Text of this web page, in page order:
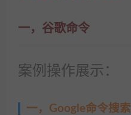
一，谷歌命令
案例操作展示：
一，Google命令搜索